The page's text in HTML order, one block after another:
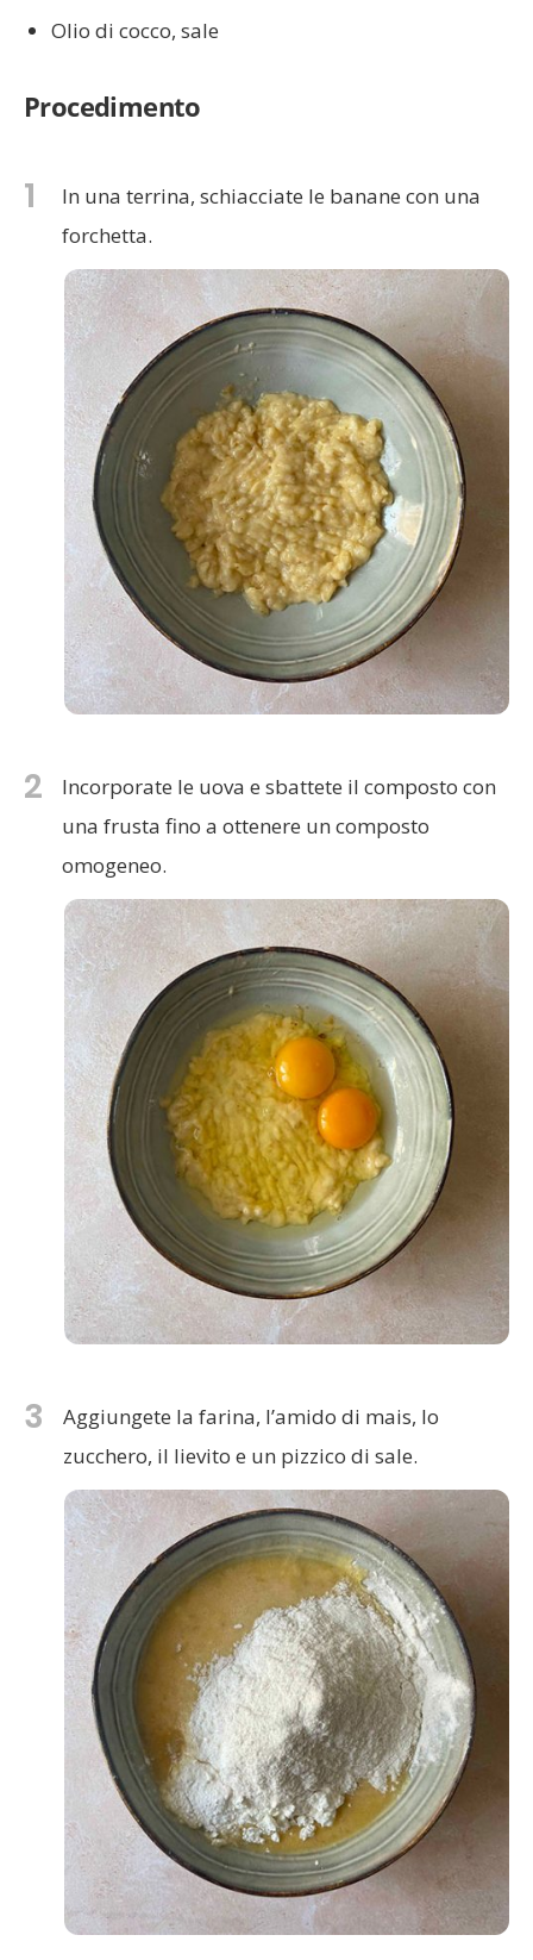
Olio di cocco, sale
Procedimento
1
In una terrina, schiacciate le banane con una
forchetta.
2
Incorporate le uova e sbattete il composto con
una frusta fino a ottenere un composto
omogeneo.
3
Aggiungete la farina, l’amido di mais, lo
zucchero, il lievito e un pizzico di sale.